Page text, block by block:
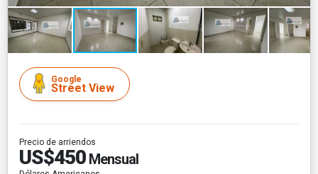
Google
Street View
Precio de arriendos
US$450 Mensual